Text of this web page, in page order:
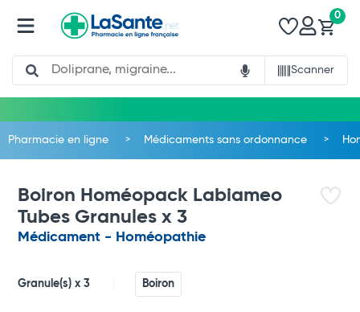
Search
Scanner
0
Pharmacie en ligne Médicaments sans ordonnance
Boiron Homéopack Labiameo
Tubes Granules x 3
Médicament - Homéopathie
Granule(s) x 3 Boiron